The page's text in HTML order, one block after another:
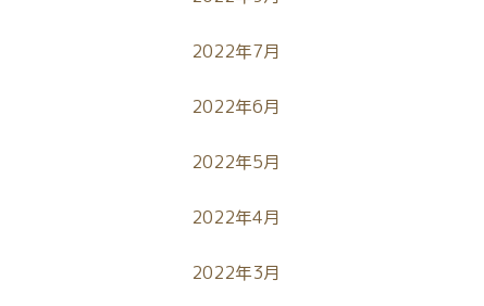
2022年7月
2022年6月
2022年5月
2022年4月
2022年3月